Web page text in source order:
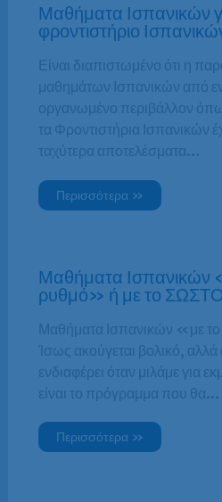
Μαθήματα Ισπανικών
φροντιστήριο
Είναι διαπιστωμένο ότι η
μαθημάτων Ισπανικών από
οργανωμένο περιβάλλον
τα Φροντιστήρια Ισπανικών
ταχύτερα αποτελέσματα…
Περισσότερα »
Μαθήματα Ισπανικών
ρυθμό» ή με το
Μαθήματα Ισπανικών «με
Ίσως ακούγεται βολικό,
ενδιαφέρει όταν μιλάμε για
είναι το πρόγραμμα που θα…
Περισσότερα »